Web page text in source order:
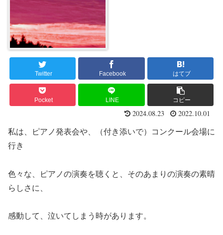
Twitter Facebook はてブ
Pocket LINE コピー
2024.08.23 2022.10.01
私は、ピアノ発表会や、（付き添いで）コンクール会場に
行き
色々な、ピアノの演奏を聴くと、そのあまりの演奏の素晴
らしさに、
感動して、泣いてしまう時があります。